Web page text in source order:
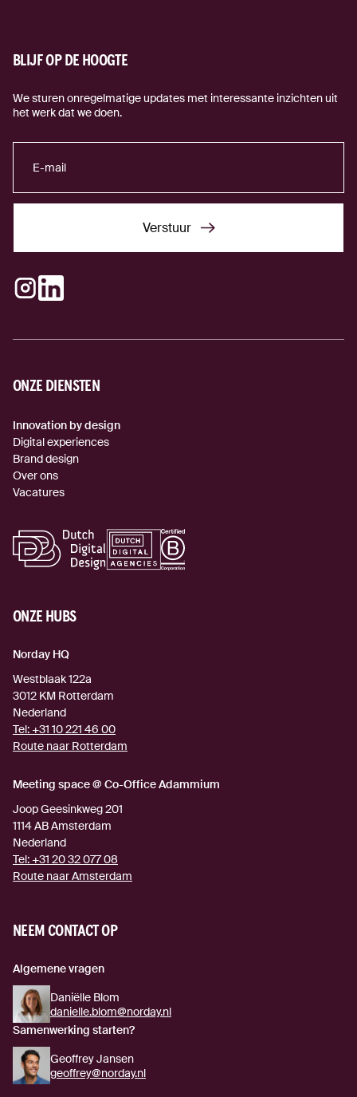
BLIJF OP DE HOOGTE
We sturen onregelmatige updates met interessante inzichten uit
het werk dat we doen.
Verstuur
Instagram
LinkedIn
ONZE DIENSTEN
Innovation by design
Digital experiences
Brand design
Over ons
Vacatures
ONZE HUBS
Norday HQ
Westblaak 122a
3012 KM Rotterdam
Nederland
Tel: +31 10 221 46 00
Route naar Rotterdam
Meeting space @ Co-Office Adammium
Joop Geesinkweg 201
1114 ABAmsterdam
Nederland
Tel: +31 20 32 077 08
Route naar Amsterdam
NEEM CONTACT OP
Algemene vragen
Daniëlle Blom
danielle.blom@norday.nl
Samenwerking starten?
Geoffrey Jansen
geoffrey@norday.nl